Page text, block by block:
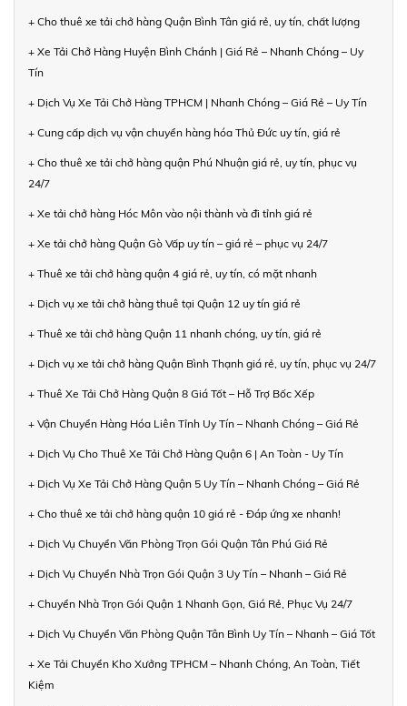
+ Cho thuê xe tải chở hàng Quận Bình Tân giá rẻ, uy tín, chất lượng
+ Xe Tải Chở Hàng Huyện Bình Chánh | Giá Rẻ – Nhanh Chóng – Uy
Tín
+ Dịch Vụ Xe Tải Chở Hàng TPHCM | Nhanh Chóng – Giá Rẻ – Uy Tín
+ Cung cấp dịch vụ vận chuyển hàng hóa Thủ Đức uy tín, giá rẻ
+ Cho thuê xe tải chở hàng quận Phú Nhuận giá rẻ, uy tín, phục vụ
24/7
+ Xe tải chở hàng Hóc Môn vào nội thành và đi tỉnh giá rẻ
+ Xe tải chở hàng Quận Gò Vấp uy tín – giá rẻ – phục vụ 24/7
+ Thuê xe tải chở hàng quận 4 giá rẻ, uy tín, có mặt nhanh
+ Dịch vụ xe tải chở hàng thuê tại Quận 12 uy tín giá rẻ
+ Thuê xe tải chở hàng Quận 11 nhanh chóng, uy tín, giá rẻ
+ Dịch vụ xe tải chở hàng Quận Bình Thạnh giá rẻ, uy tín, phục vụ 24/7
+ Thuê Xe Tải Chở Hàng Quận 8 Giá Tốt – Hỗ Trợ Bốc Xếp
+ Vận Chuyển Hàng Hóa Liên Tỉnh Uy Tín – Nhanh Chóng – Giá Rẻ
+ Dịch Vụ Cho Thuê Xe Tải Chở Hàng Quận 6 | An Toàn - Uy Tín
+ Dịch Vụ Xe Tải Chở Hàng Quận 5 Uy Tín – Nhanh Chóng – Giá Rẻ
+ Cho thuê xe tải chở hàng quận 10 giá rẻ - Đáp ứng xe nhanh!
+ Dịch Vụ Chuyển Văn Phòng Trọn Gói Quận Tân Phú Giá Rẻ
+ Dịch Vụ Chuyển Nhà Trọn Gói Quận 3 Uy Tín – Nhanh – Giá Rẻ
+ Chuyển Nhà Trọn Gói Quận 1 Nhanh Gọn, Giá Rẻ, Phục Vụ 24/7
+ Dịch Vụ Chuyển Văn Phòng Quận Tân Bình Uy Tín – Nhanh – Giá Tốt
+ Xe Tải Chuyển Kho Xưởng TPHCM – Nhanh Chóng, An Toàn, Tiết
Kiệm